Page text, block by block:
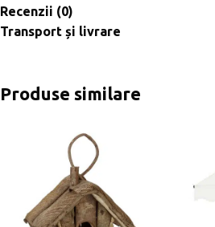
Recenzii (0)
Transport și livrare
Produse similare